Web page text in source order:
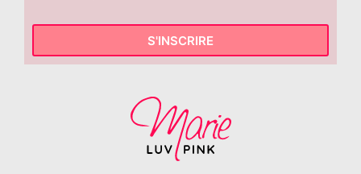
S'INSCRIRE